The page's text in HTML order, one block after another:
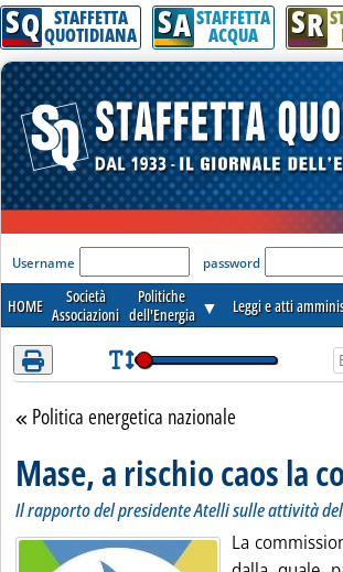
Attenzione! Esegui l'accesso per lèggere
SQ STAFFETTA
QUOTIDIANA SA STAFFETTA
ACQUA SR
'Modulo Login per accedere'
Username password
HOME
Società
Associazioni
Politiche
dell'Energia ▼ Leggi e atti
Torna alla sezione
Politica energetica nazionale
Mase, a rischio caos la
Il rapporto del presidente Atelli sulle attività
La